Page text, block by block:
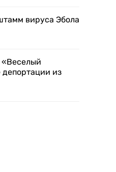
вируса Эбола
депортации из